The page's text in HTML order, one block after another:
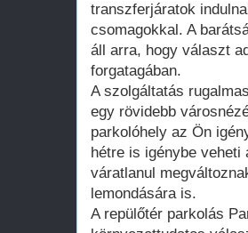
transzferjáratok
csomagokkal. A
áll arra, hogy választ
forgatagában.
A szolgáltatás
egy rövidebb
parkolóhely az Ön
hétre is igénybe
váratlanul
lemondására is.
A repülőtér parkolás